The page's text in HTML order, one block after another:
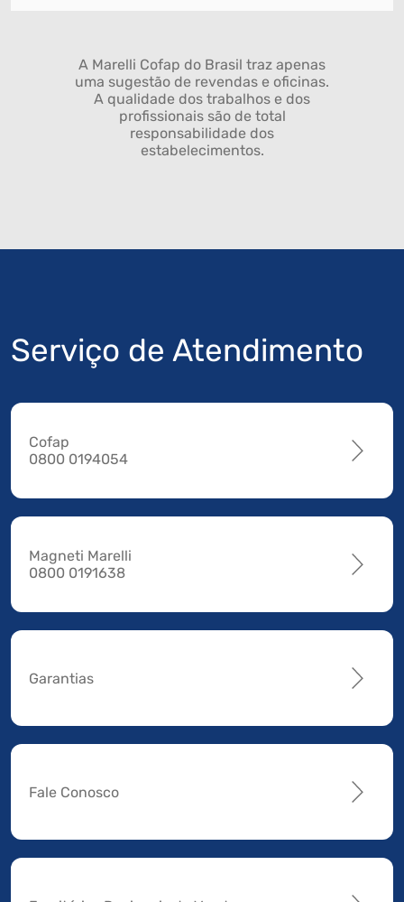
A Marelli Cofap do Brasil traz apenas
uma sugestão de revendas e oficinas.
A qualidade dos trabalhos e dos
profissionais são de total
responsabilidade dos
estabelecimentos.
Serviço de Atendimento
Cofap
0800 0194054
Magneti Marelli
0800 0191638
Garantias
Fale Conosco